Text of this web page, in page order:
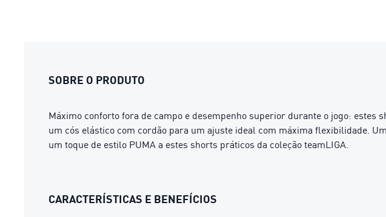
SOBRE O PRODUTO
Máximo conforto fora de campo e desempenho superior durante o jogo:
um cós elástico com cordão para um ajuste ideal com máxima flexibilidade.
um toque de estilo PUMA a estes shorts práticos da coleção teamLIGA.
CARACTERÍSTICAS E BENEFÍCIOS